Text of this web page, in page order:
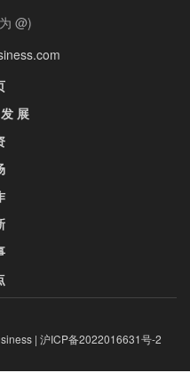
@)
展
| 沪ICP备2022016631号-2